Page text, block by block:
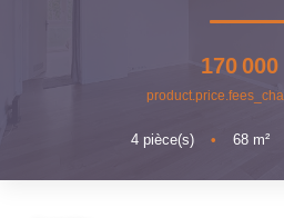
Qui Sommes-
Notre
Nous
170 000
4pièce(s) • 68m²